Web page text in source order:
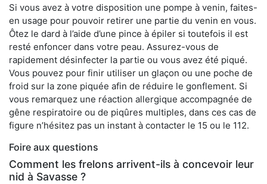
Si vous avez à votre disposition une pompe à venin, faites-
en usage pour pouvoir retirer une partie du venin en vous.
Ôtez le dard à l’aide d’une pince à épiler si toutefois il est
resté enfoncer dans votre peau. Assurez-vous de
rapidement désinfecter la partie ou vous avez été piqué.
Vous pouvez pour finir utiliser un glaçon ou une poche de
froid sur la zone piquée afin de réduire le gonflement. Si
vous remarquez une réaction allergique accompagnée de
gêne respiratoire ou de piqûres multiples, dans ces cas de
figure n’hésitez pas un instant à contacter le 15 ou le 112.
Foire aux questions
Comment les frelons arrivent-ils à concevoir leur
nid à Savasse ?